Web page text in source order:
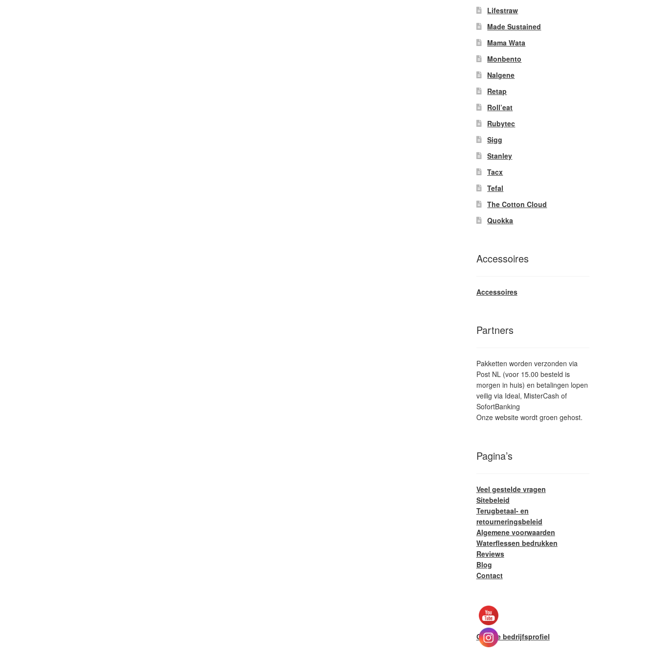
Lifestraw
Made Sustained
Mama Wata
Monbento
Nalgene
Retap
Roll’eat
Rubytec
Sigg
Stanley
Tacx
Tefal
The Cotton Cloud
Quokka
Accessoires
Accessoires
Partners
Pakketten worden verzonden via
Post NL (voor 15.00 besteld is
morgen in huis) en betalingen lopen
veilig via Ideal, MisterCash of
SofortBanking
Onze website wordt groen gehost.
Pagina’s
Veel gestelde vragen
Sitebeleid
Terugbetaal- en
retourneringsbeleid
Algemene voorwaarden
Waterflessen bedrukken
Reviews
Blog
Contact
Google bedrijfsprofiel